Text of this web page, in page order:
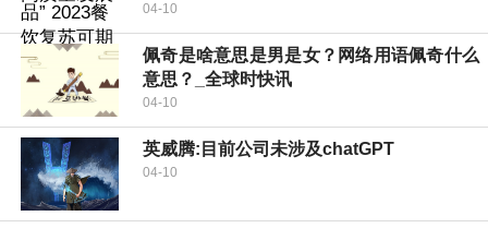
04-10
佩奇是啥意思是男是女？网络用语佩奇什么
意思？_全球时快讯
04-10
英威腾:目前公司未涉及chatGPT
04-10